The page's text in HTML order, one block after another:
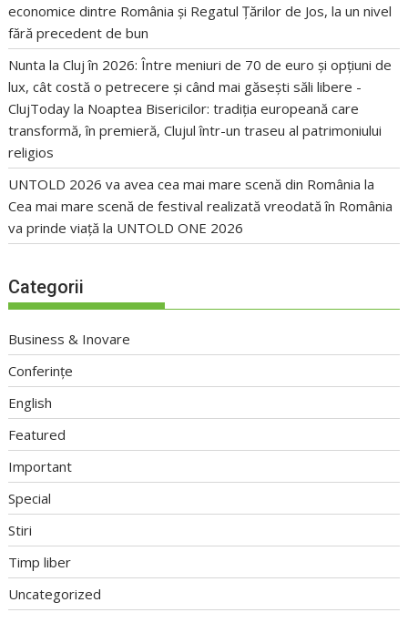
economice dintre România și Regatul Țărilor de Jos, la un nivel
fără precedent de bun
Nunta la Cluj în 2026: Între meniuri de 70 de euro și opțiuni de
lux, cât costă o petrecere și când mai găsești săli libere -
ClujToday la Noaptea Bisericilor: tradiția europeană care
transformă, în premieră, Clujul într-un traseu al patrimoniului
religios
UNTOLD 2026 va avea cea mai mare scenă din România la
Cea mai mare scenă de festival realizată vreodată în România
va prinde viață la UNTOLD ONE 2026
Categorii
Business & Inovare
Conferințe
English
Featured
Important
Special
Stiri
Timp liber
Uncategorized